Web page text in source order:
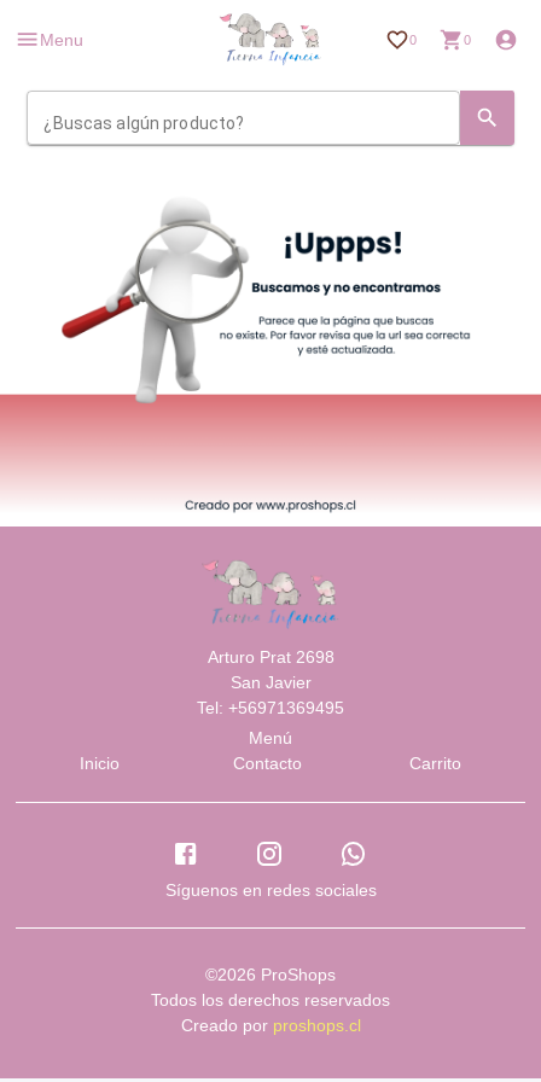
Menu 0 0
¿Buscas algún producto?
Arturo Prat 2698
San Javier
Tel: +56971369495
Menú
Inicio
Contacto Carrito
Síguenos en redes sociales
©2026 ProShops
Todos los derechos reservados
Creado por proshops.cl